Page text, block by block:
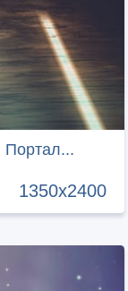
Портал...
1350x2400